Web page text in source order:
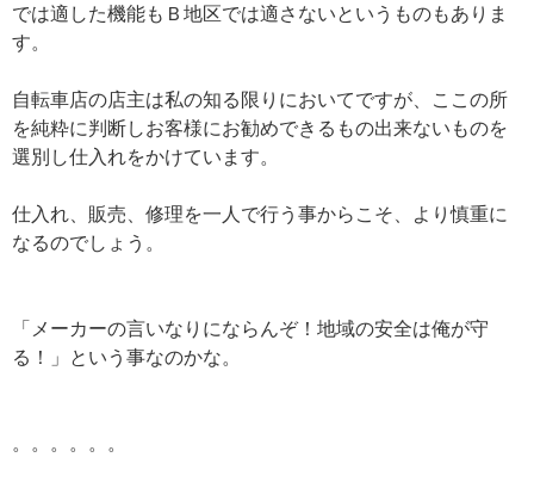
では適した機能もＢ地区では適さないというものもありま
す。
自転車店の店主は私の知る限りにおいてですが、ここの所
を純粋に判断しお客様にお勧めできるもの出来ないものを
選別し仕入れをかけています。
仕入れ、販売、修理を一人で行う事からこそ、より慎重に
なるのでしょう。
「メーカーの言いなりにならんぞ！地域の安全は俺が守
る！」という事なのかな。
。。。。。。